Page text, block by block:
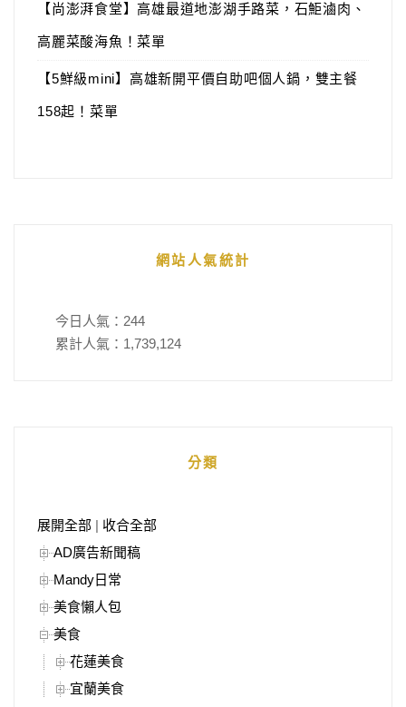
【尚澎湃食堂】高雄最道地澎湖手路菜，石鮔滷肉、
高麗菜酸海魚！菜單
【5鮮級mini】高雄新開平價自助吧個人鍋，雙主餐
158起！菜單
網站人氣統計
今日人氣： 244
累計人氣： 1,739,124
分類
展開全部 | 收合全部
AD廣告新聞稿
Mandy日常
美食懶人包
美食
花蓮美食
宜蘭美食